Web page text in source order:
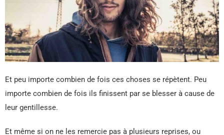
Et peu importe combien de fois ces choses se répètent. Peu
importe combien de fois ils finissent par se blesser à cause de
leur gentillesse.
Et même si on ne les remercie pas à plusieurs reprises, ou